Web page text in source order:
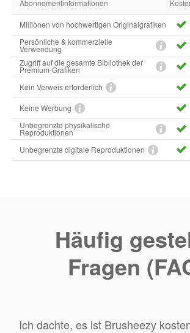
Abonnementinformationen
Millionen von hochwertigen Originalgrafiken
Persönliche & kommerzielle
Verwendung
Zugriff auf die gesamte Bibliothek der
Premium-Grafiken
Kein Verweis erforderlich
Keine Werbung
Unbegrenzte physikalische
Reproduktionen
Unbegrenzte digitale Reproduktionen
Häufig
Fragen
Ich dachte, es ist Brusheezy